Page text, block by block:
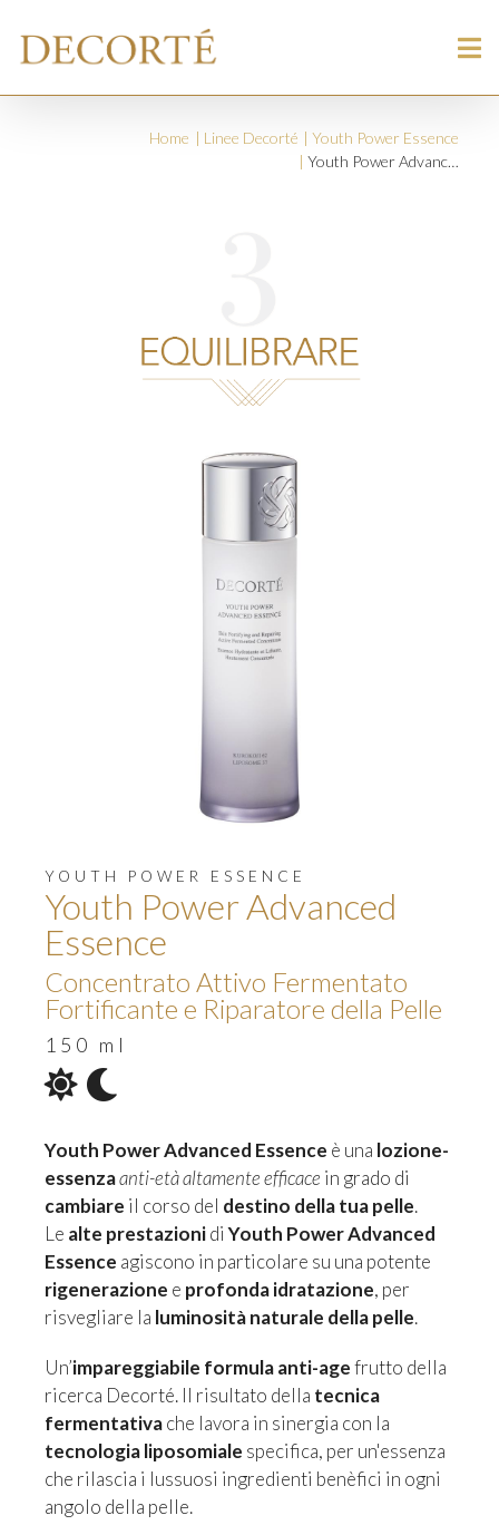
Home Linee Decorté
Youth Power Essence
Youth Power Advanced Essence
YOUTH POWER ESSENCE
Youth Power Advanced
Essence
Concentrato Attivo Fermentato
Fortificante e Riparatore della Pelle
150 ml
Youth Power Advanced Essence è una lozione-
essenzaanti-età altamente efficace in grado di
cambiare il corso del destino della tua pelle.
Le alte prestazionidiYouth Power Advanced
Essence agiscono in particolare su una potente
rigenerazione e profonda idratazione, per
risvegliare la luminosità naturale della pelle.
Un’impareggiabile formula anti-agefrutto della
ricerca Decorté. Il risultato della tecnica
fermentativache lavora in sinergia con la
tecnologia liposomiale specifica, per un'essenza
che rilascia i lussuosi ingredienti benèfici in ogni
angolo della pelle.